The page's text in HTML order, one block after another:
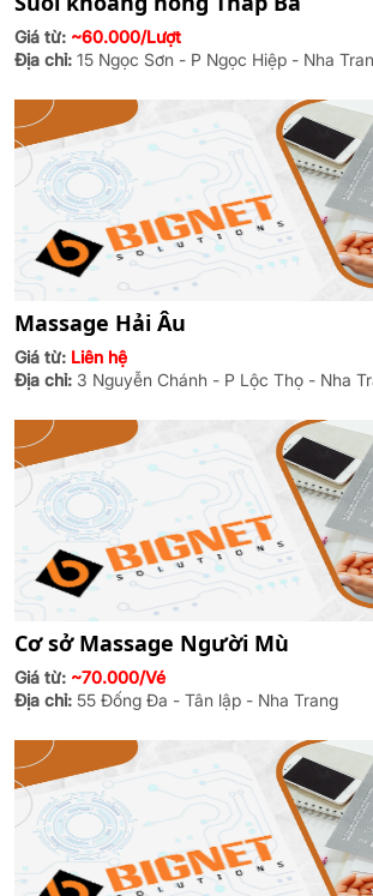
Giá từ: ~60.000/Lượt
Địa chỉ: 15 Ngọc Sơn - P Ngọc Hiệp - Nha
Massage Hải Âu
Giá từ: Liên hệ
Địa chỉ: 3 Nguyễn Chánh - P Lộc Thọ - Nha
Cơ sở Massage Người Mù
Giá từ: ~70.000/Vé
Địa chỉ: 55 Đống Đa - Tân lập - Nha Trang